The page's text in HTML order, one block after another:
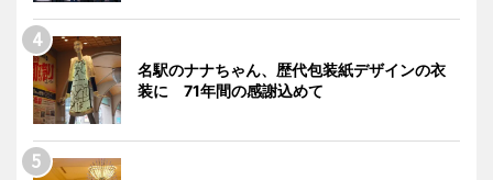
名駅のナナちゃん、歴代包装紙デザインの衣
装に 71年間の感謝込めて